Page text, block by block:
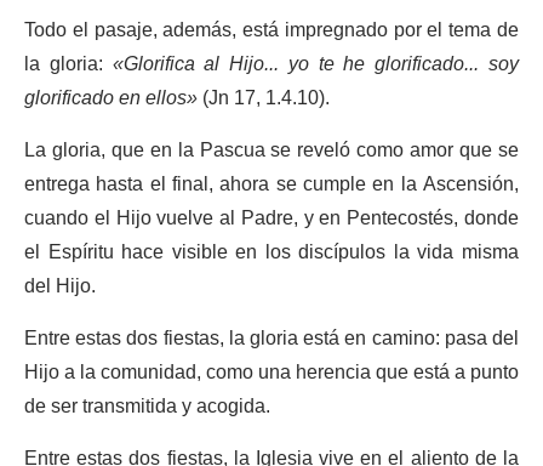
Todo el pasaje, además, está impregnado por el tema de
la gloria: «Glorifica al Hijo... yo te he glorificado... soy
glorificado en ellos»(Jn 17, 1.4.10).
La gloria, que en la Pascua se reveló como amor que se
entrega hasta el final, ahora se cumple en la Ascensión,
cuando el Hijo vuelve al Padre, y en Pentecostés, donde
el Espíritu hace visible en los discípulos la vida misma
del Hijo.
Entre estas dos fiestas, la gloria está en camino: pasa del
Hijo a la comunidad, como una herencia que está a punto
de ser transmitida y acogida.